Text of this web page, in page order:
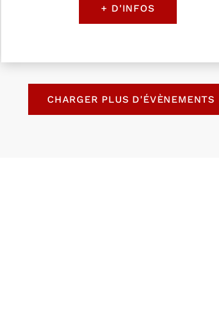
+ D'INFOS
CHARGER PLUS D'ÉVÈNEMENTS